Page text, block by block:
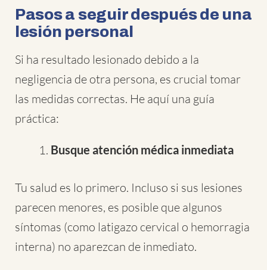
Pasos a seguir después de una
lesión personal
Si ha resultado lesionado debido a la
negligencia de otra persona, es crucial tomar
las medidas correctas. He aquí una guía
práctica:
Busque atención médica inmediata
Tu salud es lo primero. Incluso si sus lesiones
parecen menores, es posible que algunos
síntomas (como latigazo cervical o hemorragia
interna) no aparezcan de inmediato.